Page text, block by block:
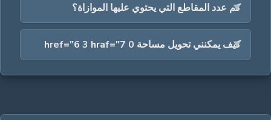
كم عدد المقاطع التي يحتوي عليها الموازاة؟
كيف يمكنني تحويل مساحة 0 href="6 3 hraf="7